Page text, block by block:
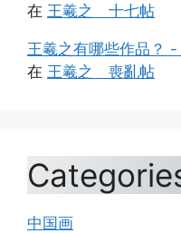
在 王羲之 十七帖
王羲之有哪些作品？
在 王羲之 喪亂帖
中国画